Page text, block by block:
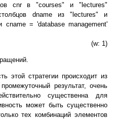
cnr в "courses" и "lectures"
dname из "lectures" и
cname = 'database management'
(w: 1)
этой стратегии происходит из
результат, очень
существенна для
может быть существенно
тех комбинаций элементов